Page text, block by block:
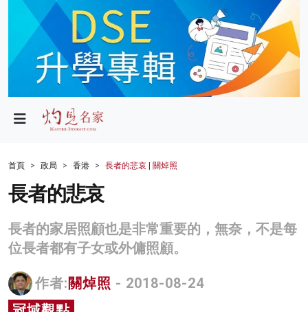
政局
財經
生活
商業
科技
影片
首頁 政局 香港 長者的悲哀 | 關焯照
長者的悲哀
長者的家居照顧也是非常重要的，無奈，不是每
位長者都有子女或外傭照顧。
作者: 關焯照 - 2018-08-24